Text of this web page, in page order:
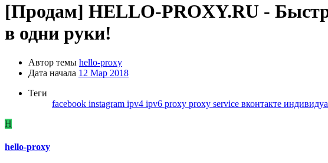
[Продам] HELLO-PROXY.RU -
в одни руки!
Автор темы hello-proxy
Дата начала 12 Мар 2018
Теги
facebook instagram ipv4 ipv6 proxy proxy service вконтакте
H
hello-proxy